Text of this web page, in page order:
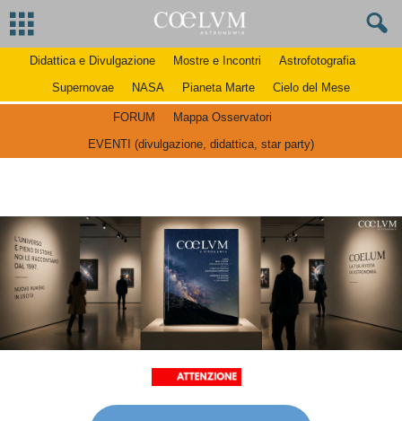
Didattica e Divulgazione Mostre e Incontri
Astrofotografia
Supernovae
NASA Pianeta Marte Cielo del Mese
FORUM
Mappa Osservatori
EVENTI (divulgazione, didattica, star party)